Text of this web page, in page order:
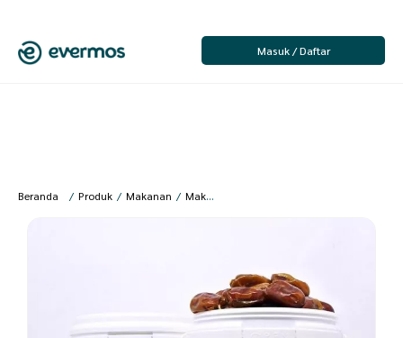
Masuk / Daftar
Beranda / Produk / Makanan / Makanan Segar